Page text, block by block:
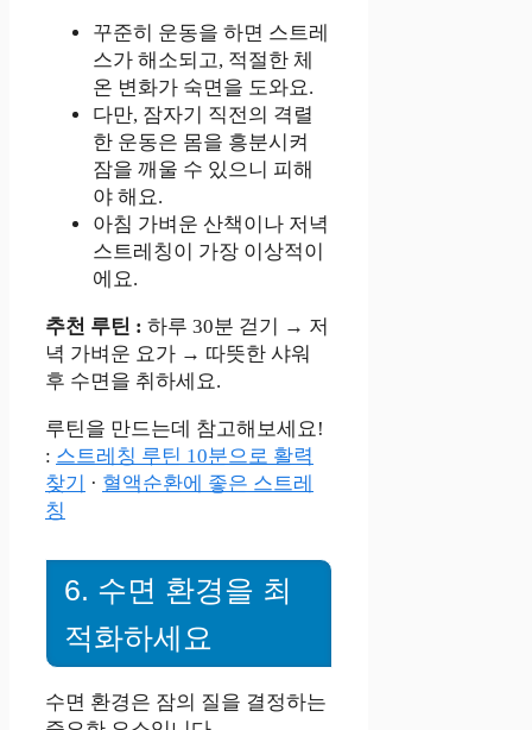
꾸준히 운동을 하면 스트레
스가 해소되고, 적절한 체
온 변화가 숙면을 도와요.
다만, 잠자기 직전의 격렬
한 운동은 몸을 흥분시켜
잠을 깨울 수 있으니 피해
야 해요.
아침 가벼운 산책이나 저녁
스트레칭이 가장 이상적이
에요.
추천 루틴 : 하루 30분 걷기 → 저
녁 가벼운 요가 → 따뜻한 샤워
후 수면을 취하세요.
루틴을 만드는데 참고해보세요!
: 스트레칭 루틴 10분으로 활력
찾기 · 혈액순환에 좋은 스트레
칭
6. 수면 환경을 최
적화하세요
수면 환경은 잠의 질을 결정하는